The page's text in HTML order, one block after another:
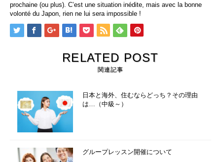
prochaine (ou plus). C’est une situation inédite, mais avec la bonne
volonté du Japon, rien ne lui sera impossible !
RELATED POST
関連記事
日本と海外、住むならどっち？その理由
は…（中級～）
グループレッスン開催について